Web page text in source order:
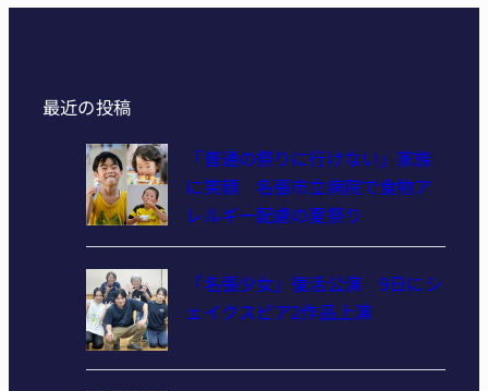
最近の投稿
「普通の祭りに行けない」家族
に笑顔 名張市立病院で食物ア
レルギー配慮の夏祭り
「名張少女」復活公演 9日にシ
ェイクスピア2作品上演